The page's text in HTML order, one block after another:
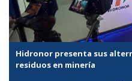
Hidronor presenta sus
residuos en minería